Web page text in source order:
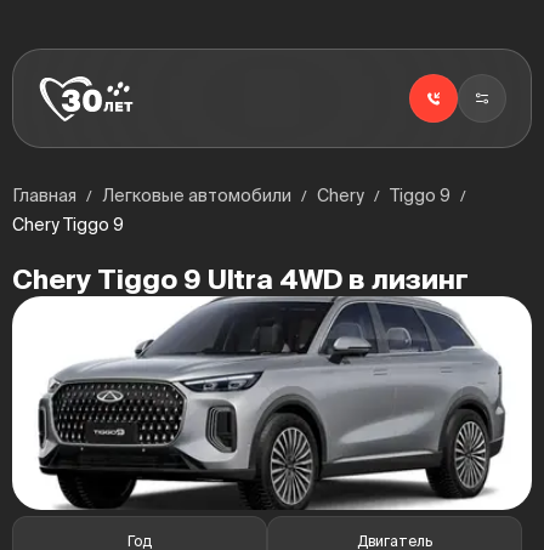
Главная Легковые автомобили Chery
Tiggo 9
Chery Tiggo 9
Chery Tiggo 9 Ultra 4WD в лизинг
Год Двигатель